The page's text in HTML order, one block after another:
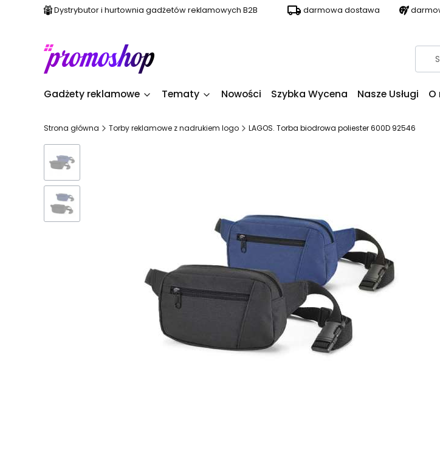
Dystrybutor i hurtownia gadżetów reklamowych B2B darmowa dostawa
Gadżety reklamowe Tematy Nowości Szybka Wycena Nasze Usługi O
Strona główna Torby reklamowe z nadrukiem logo LAGOS. Torba biodrowa poliester 600D 92546